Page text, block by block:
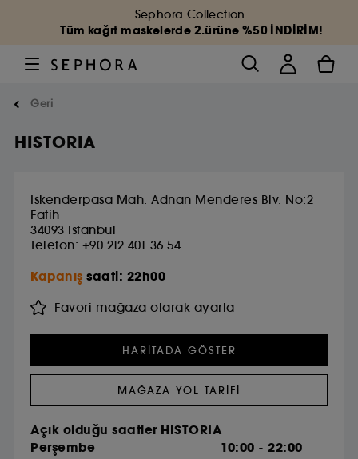
Sephora Collection
Tüm kağıt maskelerde 2.ürüne %50 İNDİRİM!
Geri
HISTORIA
Iskenderpasa Mah. Adnan Menderes Blv. No:2
Fatih
34093 Istanbul
Telefon: +90 212 401 36 54
Kapanış saati: 22h00
Favori mağaza olarak ayarla
HARITADA GÖSTER
MAĞAZA YOL TARIFI
Açık olduğu saatler HISTORIA
Perşembe
10:00 - 22:00